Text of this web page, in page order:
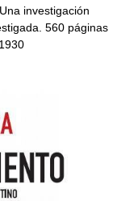
investigación
560 páginas